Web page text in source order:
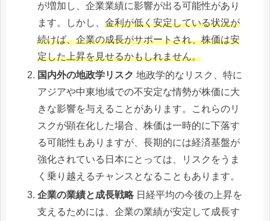
が増加し、企業業績に影響が出る可能性があり
ます。しかし、金利が低く安定している状況が
続けば、企業の成長がサポートされ、株価は安
定した上昇を見せるかもしれません。
国内外の地政学リスク 地政学的なリスク、特に
アジアや中東地域での不安定な情勢が株価に大
きな影響を与えることがあります。これらのリ
スクが顕在化した場合、株価は一時的に下落す
る可能性もありますが、長期的には経済基盤が
強化されている日本にとっては、リスクをうま
く乗り越えるチャンスとなることもあります。
企業の業績と成長戦略 日経平均の今後の上昇を
支えるためには、企業の業績が安定して成長す